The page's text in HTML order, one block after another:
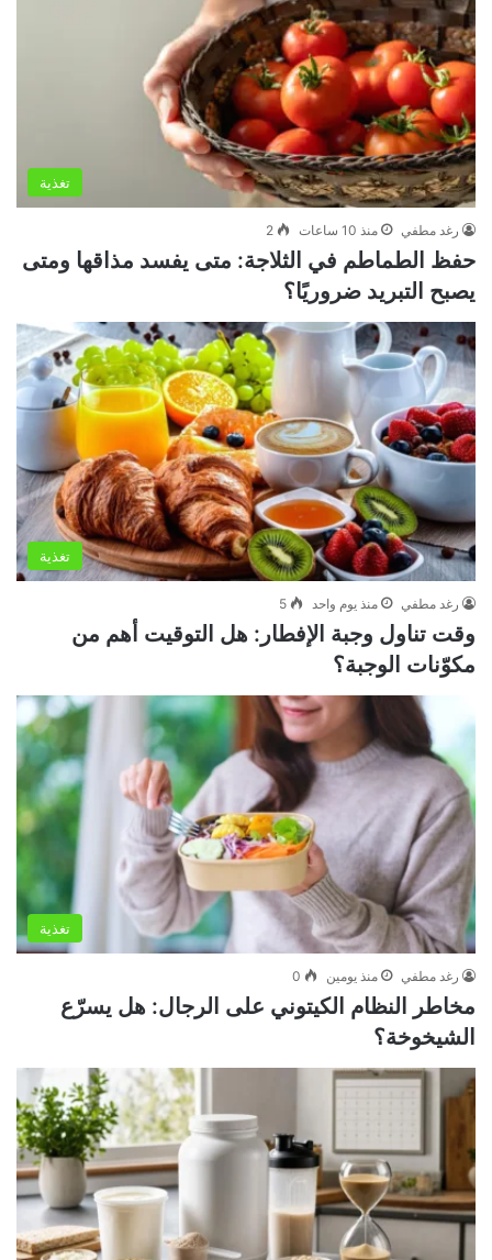
تغذية
رغد مطفي منذ 10 ساعات 2
حفظ الطماطم في الثلاجة: متى يفسد مذاقها ومتى
يصبح التبريد ضروريًا؟
تغذية
رغد مطفي منذ يوم واحد 5
وقت تناول وجبة الإفطار: هل التوقيت أهم من
مكوّنات الوجبة؟
تغذية
رغد مطفي منذ يومين 0
مخاطر النظام الكيتوني على الرجال: هل يسرّع
الشيخوخة؟